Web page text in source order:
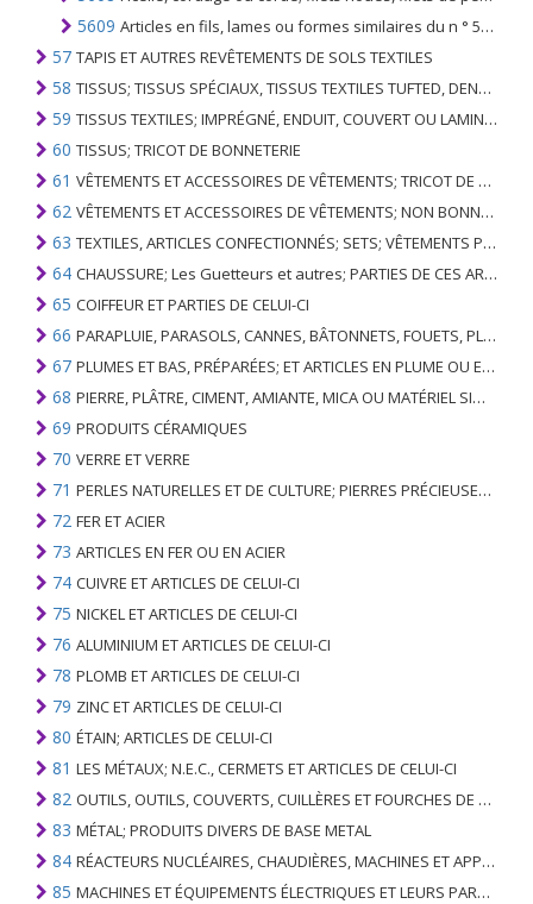
5609 Articles en fils, lames ou formes similaires du n ° 5404 ou 5405; ficelle, cordage, corde ou câbles n.c.a. ou inclus
57 TAPIS ET AUTRES REVÊTEMENTS DE SOLS TEXTILES
58 TISSUS; TISSUS SPÉCIAUX, TISSUS TEXTILES TUFTED, DENTELLE, TAPISSERIES, GARNITURES, BRODERIES
59 TISSUS TEXTILES; IMPRÉGNÉ, ENDUIT, COUVERT OU LAMINÉ; ARTICLES TEXTILES D'UN TYPE ADAPTÉ À L'USAGE INDUSTRIEL
60 TISSUS; TRICOT DE BONNETERIE
61 VÊTEMENTS ET ACCESSOIRES DE VÊTEMENTS; TRICOT DE BONNETERIE
62 VÊTEMENTS ET ACCESSOIRES DE VÊTEMENTS; NON BONNETERIE
63 TEXTILES, ARTICLES CONFECTIONNÉS; SETS; VÊTEMENTS PORTÉS ET ARTICLES TEXTILES USÉS; RAGS
64 CHAUSSURE; Les Guetteurs et autres; PARTIES DE CES ARTICLES
65 COIFFEUR ET PARTIES DE CELUI-CI
66 PARAPLUIE, PARASOLS, CANNES, BÂTONNETS, FOUETS, PLANTES DE CONDUITE; ET LEURS PARTIES
67 PLUMES ET BAS, PRÉPARÉES; ET ARTICLES EN PLUME OU EN BAS; FLEURS ARTIFICIELLES; ARTICLES DE CHEVEUX HUMAINS
68 PIERRE, PLÂTRE, CIMENT, AMIANTE, MICA OU MATÉRIEL SIMILAIRE; ARTICLES DE CELUI-CI
69 PRODUITS CÉRAMIQUES
70 VERRE ET VERRE
71 PERLES NATURELLES ET DE CULTURE; PIERRES PRÉCIEUSES, SEMI-PRÉCIEUSES; MÉTAUX PRÉCIEUX, PLAQUÉS OU DOUBLÉS DE MÉTAUX PRÉCIEUX ET OUVRAGES EN CES MATIÈRES; IMITATION BIJOUTERIE; PIÈCE DE MONNAIE
72 FER ET ACIER
73 ARTICLES EN FER OU EN ACIER
74 CUIVRE ET ARTICLES DE CELUI-CI
75 NICKEL ET ARTICLES DE CELUI-CI
76 ALUMINIUM ET ARTICLES DE CELUI-CI
78 PLOMB ET ARTICLES DE CELUI-CI
79 ZINC ET ARTICLES DE CELUI-CI
80 ÉTAIN; ARTICLES DE CELUI-CI
81 LES MÉTAUX; N.E.C., CERMETS ET ARTICLES DE CELUI-CI
82 OUTILS, OUTILS, COUVERTS, CUILLÈRES ET FOURCHES DE MÉTAUX DE BASE; PARTIES DE CELLES-CI, EN METAL DE BASE
83 MÉTAL; PRODUITS DIVERS DE BASE METAL
84 RÉACTEURS NUCLÉAIRES, CHAUDIÈRES, MACHINES ET APPAREILS MÉCANIQUES; PARTIES DE CELLES-CI
85 MACHINES ET ÉQUIPEMENTS ÉLECTRIQUES ET LEURS PARTIES; ENREGISTREURS ET REPRODUCTEURS SONORES; APPAREILS D'ENREGISTREMENT OU DE REPRODUCTION DES IMAGES ET DU SON EN TÉLÉVISION, PIÈCES ET ACCESSOIRES DE TELS ARTICLES